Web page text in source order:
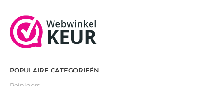
POPULAIRE CATEGORIEËN